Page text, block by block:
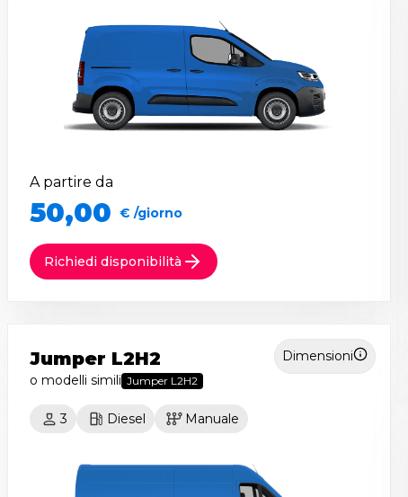
A partire da
50,00 € /giorno
Richiedi disponibilità
Dimensioni
Jumper L2H2
o modelli simili Jumper L2H2
3 Diesel Manuale